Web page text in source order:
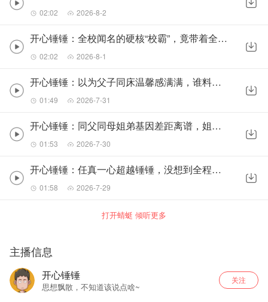
02:02 2026-8-2
开心锤锤：全校闻名的硬核“校霸”，竟带着全班疯狂卷学习
02:02 2026-8-1
开心锤锤：以为父子同床温馨感满满，谁料夜夜惨遭老爸轮番折磨
01:49 2026-7-31
开心锤锤：同父同母姐弟基因差距离谱，姐姐拼命自律却不敌锤锤
01:53 2026-7-30
开心锤锤：任真一心超越锤锤，没想到全程跟风接连翻车
01:58 2026-7-29
打开蜻蜓 倾听更多
主播信息
开心锤锤
思想飘散，不知道该说点啥~
关注